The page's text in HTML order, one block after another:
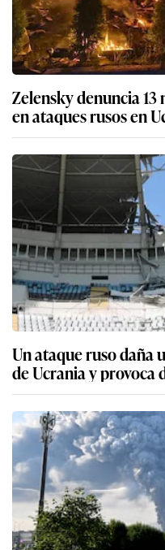
Zelensky denuncia
en ataques rusos en
Un ataque ruso daña
de Ucrania y provoca